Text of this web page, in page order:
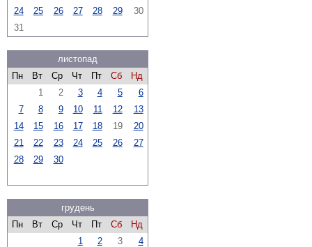
24
25 26 27 28 29
30
31
листопад
Пн
Вт Ср Чт Пт Сб
Нд
1
2 3 4 5
6
7
8 9 10 11 12
13
14
15 16 17 18 19
20
21
22 23 24 25 26
27
28
29 30
грудень
Пн
Вт Ср Чт Пт Сб
Нд
1
2 3
4